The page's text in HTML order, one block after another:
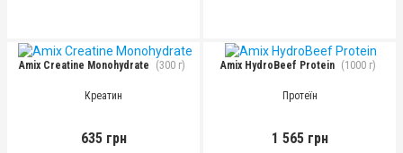
Amix Creatine Monohydrate (300 г)
Креатин
635 грн
Amix HydroBeef Protein (1000 г)
Протеїн
1 565 грн